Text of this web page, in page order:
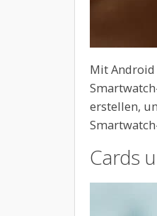
Mit Android
erstellen,
Cards